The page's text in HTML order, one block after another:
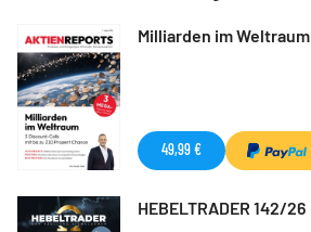
Milliarden im Weltraum
49,99 €
HEBELTRADER 142/26